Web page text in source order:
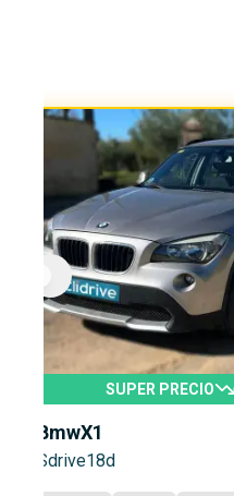
SUPER PRECIO
BmwX1
Sdrive18d